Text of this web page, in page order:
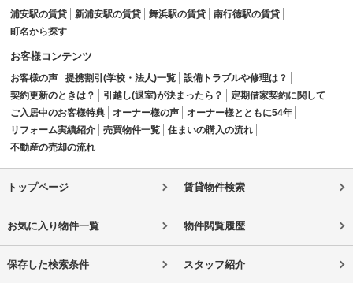
浦安駅の賃貸 新浦安駅の賃貸 舞浜駅の賃貸
南行徳駅の賃貸
町名から探す
お客様コンテンツ
お客様の声 提携割引(学校・法人)一覧
設備トラブルや修理は？
契約更新のときは？
引越し(退室)が決まったら？
定期借家契約に関して
ご入居中のお客様特典
オーナー様の声
オーナー様とともに54年
リフォーム実績紹介
売買物件一覧
住まいの購入の流れ
不動産の売却の流れ
トップページ 賃貸物件検索
お気に入り物件一覧 物件閲覧履歴
保存した検索条件 スタッフ紹介